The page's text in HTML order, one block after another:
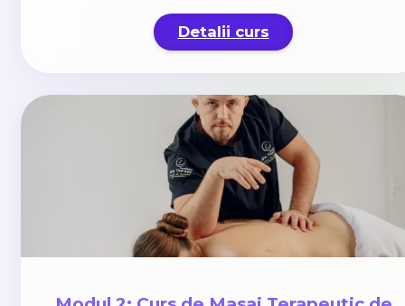
Detalii curs